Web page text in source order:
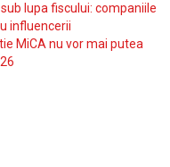
lupa fiscului: companiile
influencerii
MiCA nu vor mai putea